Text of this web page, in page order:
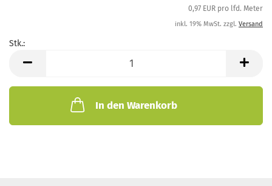
0,97 EUR pro lfd. Meter
inkl. 19% MwSt. zzgl. Versand
Stk.:
In den Warenkorb